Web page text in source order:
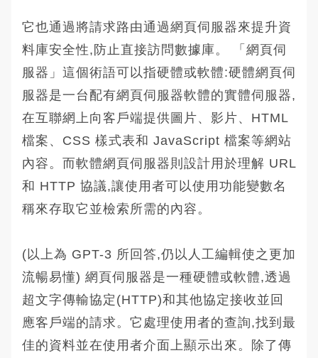
它也通過將請求路由通過網頁伺服器來提升資
料庫安全性,防止直接訪問數據庫。 「網頁伺
服器」這個術語可以指硬體或軟體:硬體網頁伺
服器是一台配有網頁伺服器軟體的實體伺服器,
在互聯網上向客戶端提供圖片、影片、HTML
檔案、CSS 樣式表和 JavaScript 檔案等網站
內容。而軟體網頁伺服器則設計用於理解 URL
和 HTTP 協議,讓使用者可以使用功能變數名
稱來存取它並檢索所需的內容。
(以上為 GPT-3 所回答,仍以人工編輯使之更加
流暢易懂) 網頁伺服器是一種硬體或軟體,透過
超文字傳輸協定(HTTP)和其他協定接收並回
應客戶端的請求。它處理使用者的查詢,找到最
佳的資料並在使用者介面上顯示出來。除了傳